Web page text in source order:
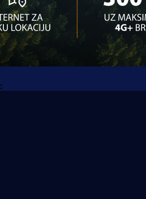
Baklja na terenu, je li pogodak